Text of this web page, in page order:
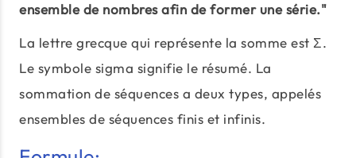
ensemble de nombres afin de former une série."
La lettre grecque qui représente la somme est Σ.
Le symbole sigma signifie le résumé. La
sommation de séquences a deux types, appelés
ensembles de séquences finis et infinis.